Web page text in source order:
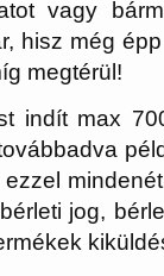
vagy
hisz még
megtérül!
indít max
jog,